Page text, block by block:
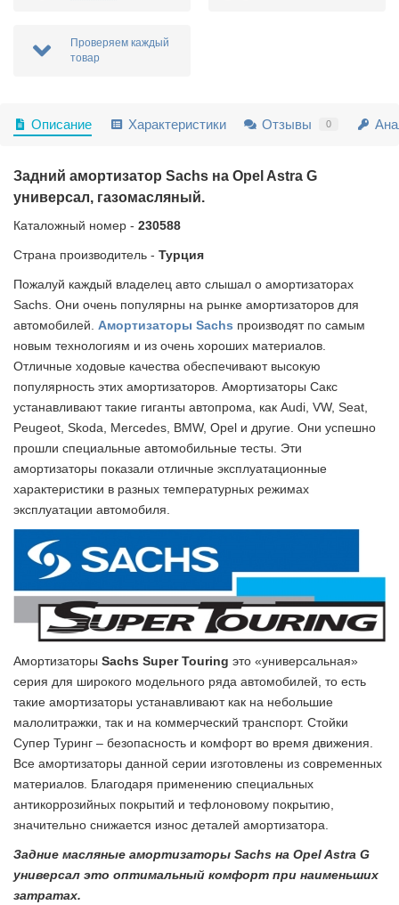
Проверяем каждый
товар
Описание Характеристики Отзывы 0
Задний амортизатор Sachs на Opel Astra G
универсал, газомасляный.
Каталожный номер - 230588
Страна производитель - Турция
Пожалуй каждый владелец авто слышал о амортизаторах
Sachs. Они очень популярны на рынке амортизаторов для
автомобилей. Амортизаторы Sachs производят по самым
новым технологиям и из очень хороших материалов.
Отличные ходовые качества обеспечивают высокую
популярность этих амортизаторов. Амортизаторы Сакс
устанавливают такие гиганты автопрома, как Audi, VW, Seat,
Peugeot, Skoda, Mercedes, BMW, Opel и другие. Они успешно
прошли специальные автомобильные тесты. Эти
амортизаторы показали отличные эксплуатационные
характеристики в разных температурных режимах
эксплуатации автомобиля.
Амортизаторы Sachs Super Touring это «универсальная»
серия для широкого модельного ряда автомобилей, то есть
такие амортизаторы устанавливают как на небольшие
малолитражки, так и на коммерческий транспорт. Стойки
Супер Туринг – безопасность и комфорт во время движения.
Все амортизаторы данной серии изготовлены из современных
материалов. Благодаря применению специальных
антикоррозийных покрытий и тефлоновому покрытию,
значительно снижается износ деталей амортизатора.
Задние масляные амортизаторы Sachs на Opel Astra G
универсал это оптимальный комфорт при наименьших
затратах.